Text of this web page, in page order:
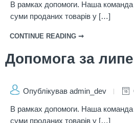
В рамках допомоги. Наша
суми проданих товарів у […]
CONTINUE READING ➞
Допомога за
Опублікував admin_dev
В рамках допомоги. Наша
суми проданих товарів у […]